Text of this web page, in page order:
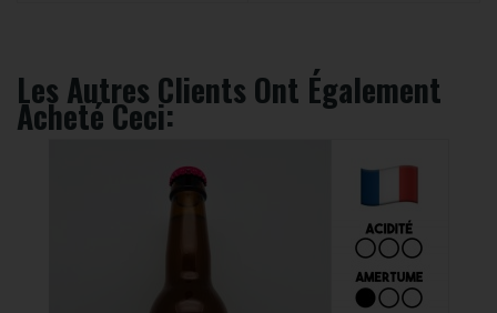
Les Autres Clients Ont Également
Acheté Ceci: